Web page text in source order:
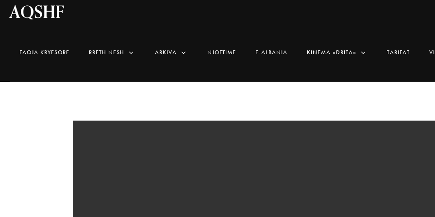
AQSHF
FAQJA KRYESORE RRETH NESH ARKIVA NJOFTIME E-ALBANIA KINEMA «DRITA» TARIFAT